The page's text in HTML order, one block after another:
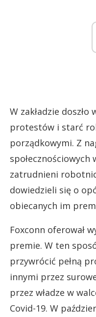
W zakładzie
protestów i starć
porządkowymi. Z
społecznościowych
zatrudnieni
dowiedzieli się o
obiecanych im
Foxconn oferował
premie. W ten
przywrócić pełną
innymi przez
przez władze w
Covid-19. W